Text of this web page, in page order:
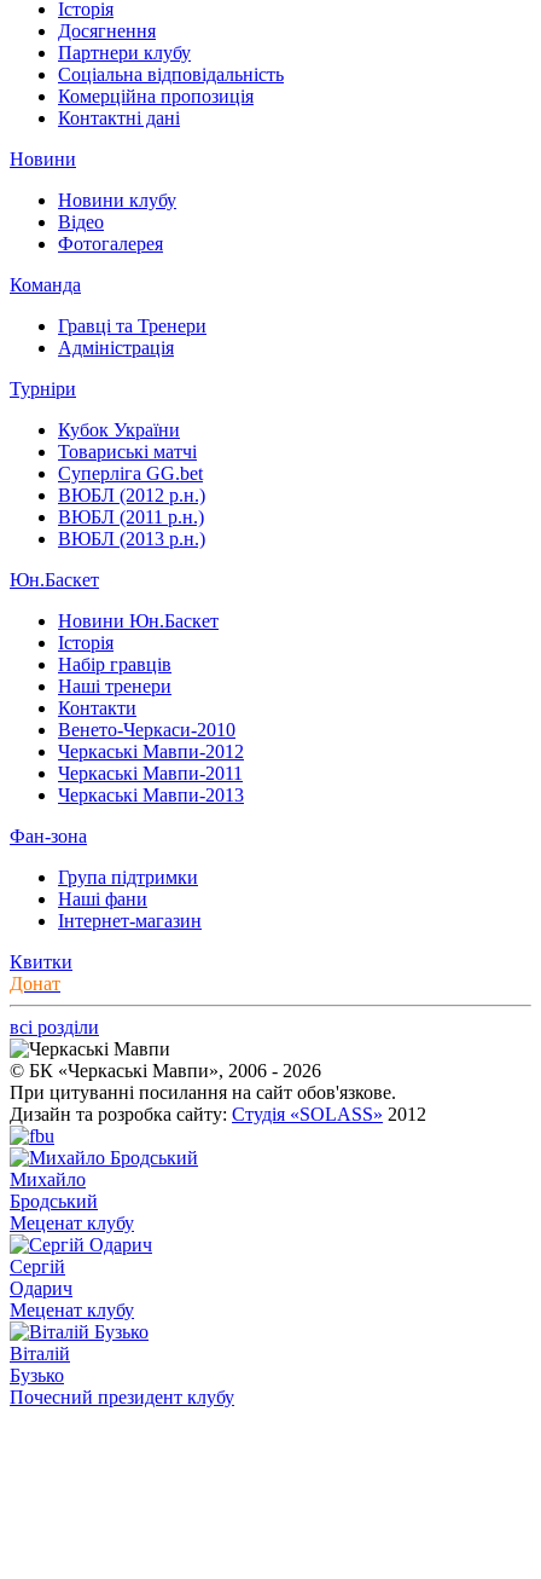
Історія
Досягнення
Партнери клубу
Соціальна відповідальність
Комерційна пропозиція
Контактні дані
Новини
Новини клубу
Відео
Фотогалерея
Команда
Гравці та Тренери
Адміністрація
Турніри
Кубок України
Товариські матчі
Суперліга GG.bet
ВЮБЛ (2012 р.н.)
ВЮБЛ (2011 р.н.)
ВЮБЛ (2013 р.н.)
Юн.Баскет
Новини Юн.Баскет
Історія
Набір гравців
Наші тренери
Контакти
Венето-Черкаси-2010
Черкаські Мавпи-2012
Черкаські Мавпи-2011
Черкаські Мавпи-2013
Фан-зона
Група підтримки
Наші фани
Інтернет-магазин
Квитки
Донат
всі розділи
© БК «Черкаські Мавпи», 2006 - 2026
При цитуванні посилання на сайт обов'язкове.
Дизайн та розробка сайту: Студія «SOLASS» 2012
Михайло
Бродський
Меценат клубу
Сергій
Одарич
Меценат клубу
Віталій
Бузько
Почесний президент клубу